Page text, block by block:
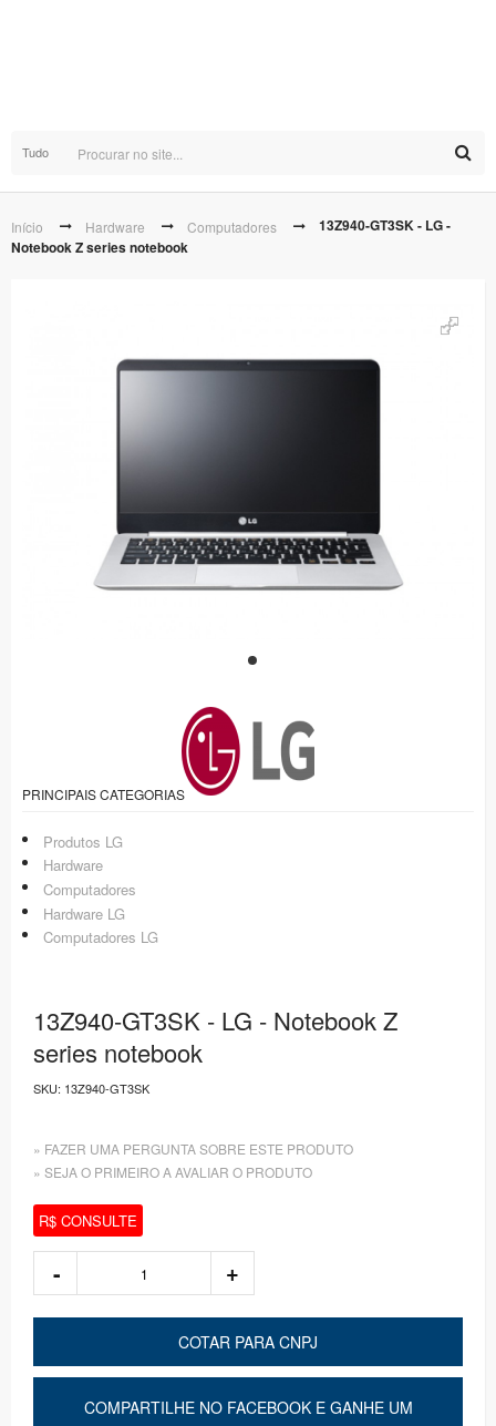
Tudo
Início Hardware Computadores
13Z940-GT3SK - LG -
Notebook Z series notebook
PRINCIPAIS CATEGORIAS
Produtos LG
Hardware
Computadores
Hardware LG
Computadores LG
13Z940-GT3SK - LG - Notebook Z
series notebook
SKU: 13Z940-GT3SK
» FAZER UMA PERGUNTA SOBRE ESTE PRODUTO
» SEJA O PRIMEIRO A AVALIAR O PRODUTO
R$ CONSULTE
COTAR PARA CNPJ
COMPARTILHE NO FACEBOOK E GANHE UM